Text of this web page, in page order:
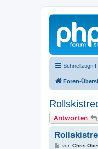
Schnellzugriff
Foren-
Antworten
Bvon Chris